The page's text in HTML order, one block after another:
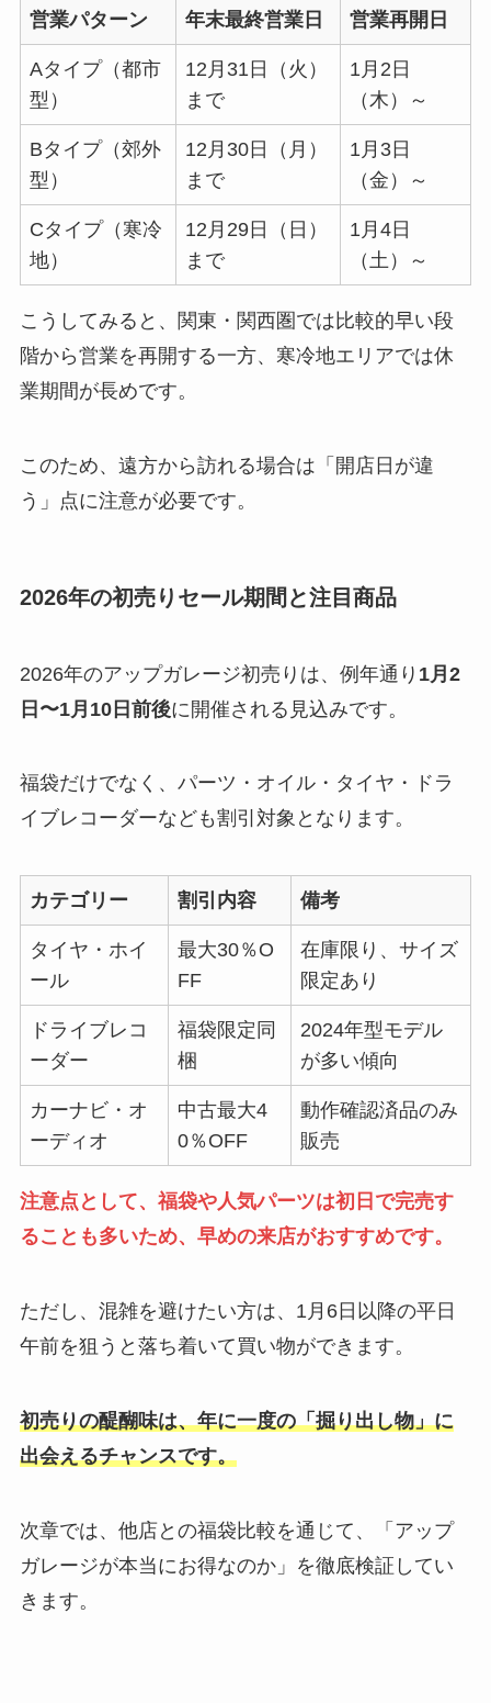
営業パターン 年末最終営業日 営業再開日
Aタイプ（都市
型）
12月31日（火）
まで
1月2日
（木）～
Bタイプ（郊外
型）
12月30日（月）
まで
1月3日
（金）～
Cタイプ（寒冷
地）
12月29日（日）
まで
1月4日
（土）～
こうしてみると、関東・関西圏では比較的早い段
階から営業を再開する一方、寒冷地エリアでは休
業期間が長めです。
このため、遠方から訪れる場合は「開店日が違
う」点に注意が必要です。
2026年の初売りセール期間と注目商品
2026年のアップガレージ初売りは、例年通り 1月2
日〜1月10日前後に開催される見込みです。
福袋だけでなく、パーツ・オイル・タイヤ・ドラ
イブレコーダーなども割引対象となります。
カテゴリー 割引内容 備考
タイヤ・ホイ
ール
最大30％O
FF
在庫限り、サイズ
限定あり
ドライブレコ
ーダー
福袋限定同
梱
2024年型モデル
が多い傾向
カーナビ・オ
ーディオ
中古最大4
0％OFF
動作確認済品のみ
販売
注意点として、福袋や人気パーツは初日で完売す
ることも多いため、早めの来店がおすすめです。
ただし、混雑を避けたい方は、1月6日以降の平日
午前を狙うと落ち着いて買い物ができます。
初売りの醍醐味は、年に一度の「掘り出し物」に
出会えるチャンスです。
次章では、他店との福袋比較を通じて、「アップ
ガレージが本当にお得なのか」を徹底検証してい
きます。